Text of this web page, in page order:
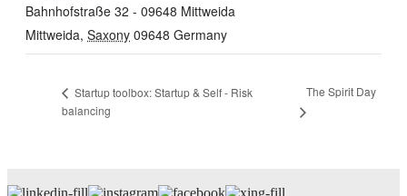
Bahnhofstraße 32 - 09648 Mittweida
Mittweida, Saxony 09648 Germany
Startup toolbox: Startup & Self - Risk
balancing
The Spirit Day